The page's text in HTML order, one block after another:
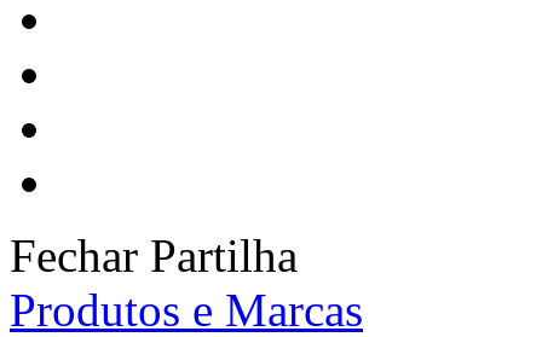
Fechar Partilha
Produtos e Marcas